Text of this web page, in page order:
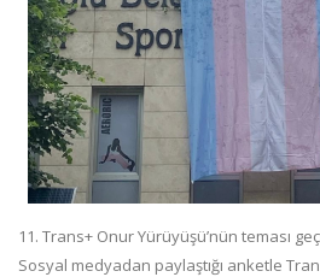
11. Trans+ Onur Yürüyüşü’nün teması
Sosyal medyadan paylaştığı anketle